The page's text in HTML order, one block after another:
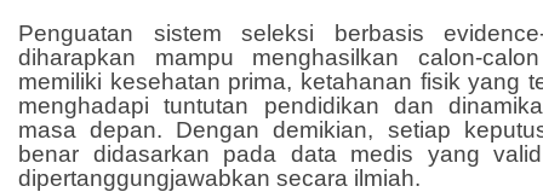
Penguatan sistem seleksi berbasis
diharapkan mampu menghasilkan calon-
memiliki kesehatan prima, ketahanan fisik yang
menghadapi tuntutan pendidikan dan
masa depan. Dengan demikian, setiap
benar didasarkan pada data medis yang
dipertanggungjawabkan secara ilmiah.